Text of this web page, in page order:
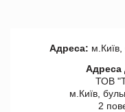
Адреса:
Адреса
ТОВ
м.Київ,
2